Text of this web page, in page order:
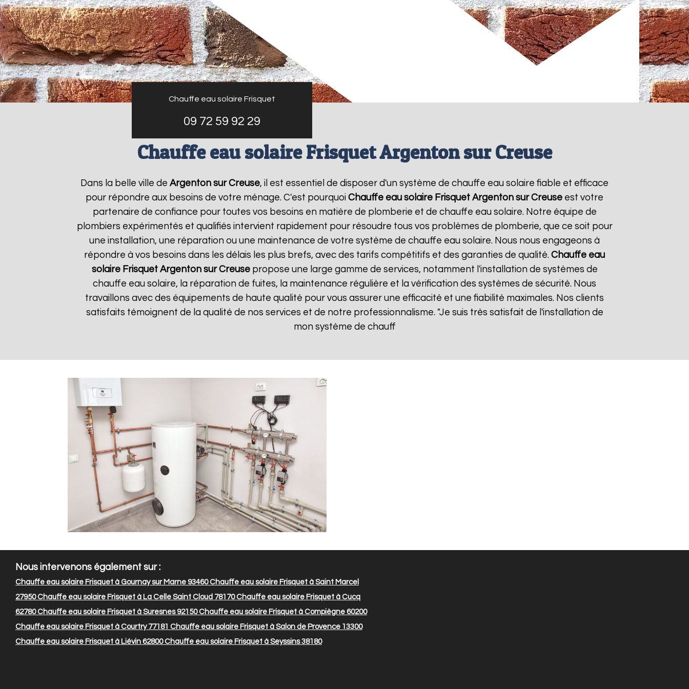
Chauffe eau solaire Frisquet
09 72 59 92 29
Chauffe eau solaire Frisquet Argenton sur Creuse
Dans la belle ville de Argenton sur Creuse, il est essentiel de disposer d'un système de chauffe eau solaire fiable et efficace
pour répondre aux besoins de votre ménage. C'est pourquoi Chauffe eau solaire Frisquet Argenton sur Creuse est votre
partenaire de confiance pour toutes vos besoins en matière de plomberie et de chauffe eau solaire. Notre équipe de
plombiers expérimentés et qualifiés intervient rapidement pour résoudre tous vos problèmes de plomberie, que ce soit pour
une installation, une réparation ou une maintenance de votre système de chauffe eau solaire. Nous nous engageons à
répondre à vos besoins dans les délais les plus brefs, avec des tarifs compétitifs et des garanties de qualité. Chauffe eau
solaire Frisquet Argenton sur Creusepropose une large gamme de services, notamment l'installation de systèmes de
chauffe eau solaire, la réparation de fuites, la maintenance régulière et la vérification des systèmes de sécurité. Nous
travaillons avec des équipements de haute qualité pour vous assurer une efficacité et une fiabilité maximales. Nos clients
satisfaits témoignent de la qualité de nos services et de notre professionnalisme. "Je suis très satisfait de l'installation de
mon système de chauff
Nous intervenons également sur :
Chauffe eau solaire Frisquet à Gournay sur Marne 93460Chauffe eau solaire Frisquet à Saint Marcel
27950Chauffe eau solaire Frisquet à La Celle Saint Cloud 78170Chauffe eau solaire Frisquet à Cucq
62780Chauffe eau solaire Frisquet à Suresnes 92150Chauffe eau solaire Frisquet à Compiègne 60200
Chauffe eau solaire Frisquet à Courtry 77181 Chauffe eau solaire Frisquet à Salon de Provence 13300
Chauffe eau solaire Frisquet à Liévin 62800Chauffe eau solaire Frisquet à Seyssins 38180